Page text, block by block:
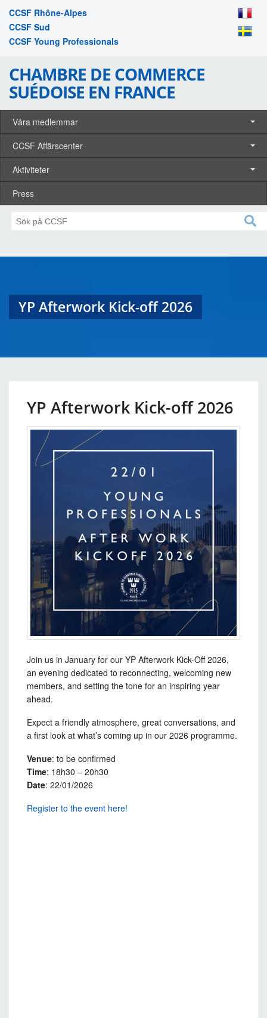
CCSF Rhône-Alpes
CCSF Sud
CCSF Young Professionals
CHAMBRE DE COMMERCE
SUÉDOISE EN FRANCE
Våra medlemmar
CCSF Affärscenter
Aktiviteter
Press
YP Afterwork Kick-off 2026
YP Afterwork Kick-off 2026
Join us in January for our YP Afterwork Kick-Off 2026,
an evening dedicated to reconnecting, welcoming new
members, and setting the tone for an inspiring year
ahead.
Expect a friendly atmosphere, great conversations, and
a first look at what’s coming up in our 2026 programme.
Venue: to be confirmed
Time: 18h30 – 20h30
Date: 22/01/2026
Register to the event here!